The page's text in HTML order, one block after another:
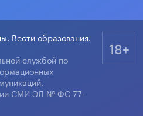
Вести образования.
службой по
СМИ ЭЛ № ФС 77-
18+